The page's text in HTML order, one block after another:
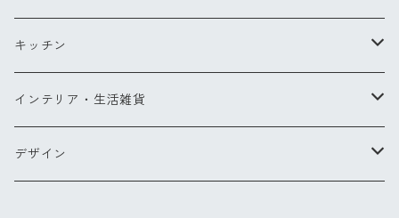
ミラー
ヘアアクセサリー
リングM
ペンダント
ピアス
バッグ・ポーチ
バッグ
ポーチ
お財布・コインケース
メガネケース他
ペン
ポストカード
カードケース
キッチン
キッチンツール
エプロン
インテリア・生活雑貨
ブランケット
デザイン